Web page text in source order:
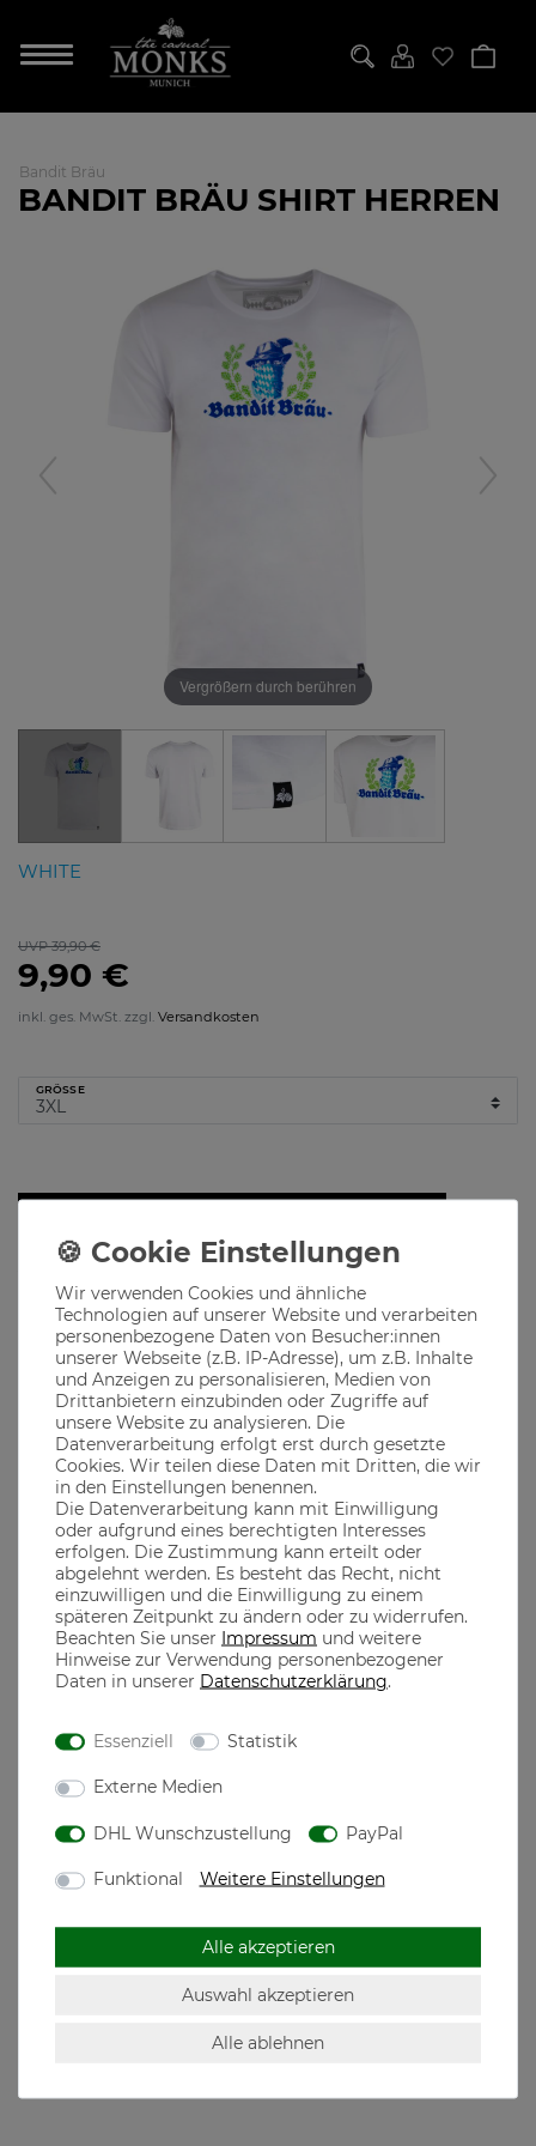
Bandit Bräu
BANDIT BRÄU SHIRT HERREN
Vergrößern durch berühren
WHITE
UVP 39,90 €
9,90 €
inkl. ges. MwSt. zzgl. Versandkosten
GRÖSSE
Produktbeschreibung
Bandit Bräu ist eine Zusammenarbeit von the casual Monks
und der Brauerei Krieger aus Landau an der Isar, in
Niederbayern
Ob im Biergarten, auf dem Oktoberfest oder in den
bayerischen Bergen, unsere Klamotten passen immer
Material
aus 100% Baumwolle gefertigt, dadurch ist ein optimaler
Tragekomfort garantiert
100% gekämmte ringgesponnene Baumwolle 180g/m²
the casual MONKS
designed in München, dem Herzen Bayerns
neben der Tracht in seiner Freizeit zeigen will
Hersteller: The casual Monks GmbH, Westendstr.
Wir verwenden Cookies und ähnliche
Technologien auf unserer Website und verarbeiten
personenbezogene Daten von Besucher:innen
unserer Webseite (z.B. IP-Adresse), um z.B. Inhalte
und Anzeigen zu personalisieren, Medien von
Drittanbietern einzubinden oder Zugriffe auf
unsere Website zu analysieren. Die
Datenverarbeitung erfolgt erst durch gesetzte
Cookies. Wir teilen diese Daten mit Dritten, die wir
in den Einstellungen benennen.
Die Datenverarbeitung kann mit Einwilligung
oder aufgrund eines berechtigten Interesses
erfolgen. Die Zustimmung kann erteilt oder
abgelehnt werden. Es besteht das Recht, nicht
einzuwilligen und die Einwilligung zu einem
späteren Zeitpunkt zu ändern oder zu widerrufen.
Beachten Sie unser Impressum und weitere
Hinweise zur Verwendung personenbezogener
Daten in unserer Daten­schutz­erklärung.
Essenziell Statistik
Externe Medien
DHL Wunschzustellung PayPal
Funktional Weitere Einstellungen
Alle akzeptieren
Auswahl akzeptieren
Alle ablehnen